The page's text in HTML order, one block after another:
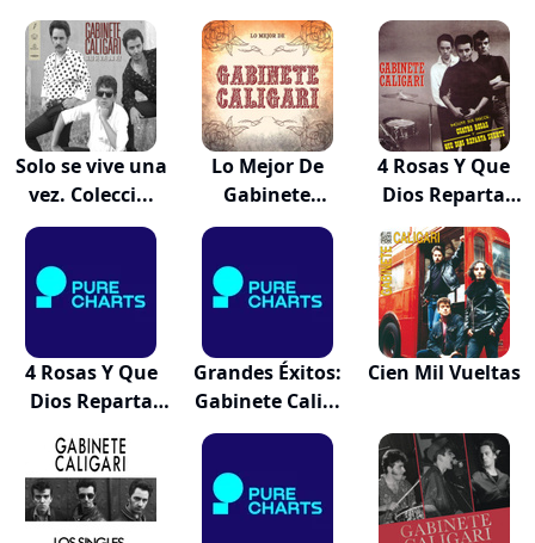
Solo se vive una
vez. Colecci...
Lo Mejor De
Gabinete
Caligari
4 Rosas Y Que
Dios Reparta
Su...
4 Rosas Y Que
Dios Reparta
Grandes Éxitos:
Gabinete Cali...
Cien Mil Vueltas